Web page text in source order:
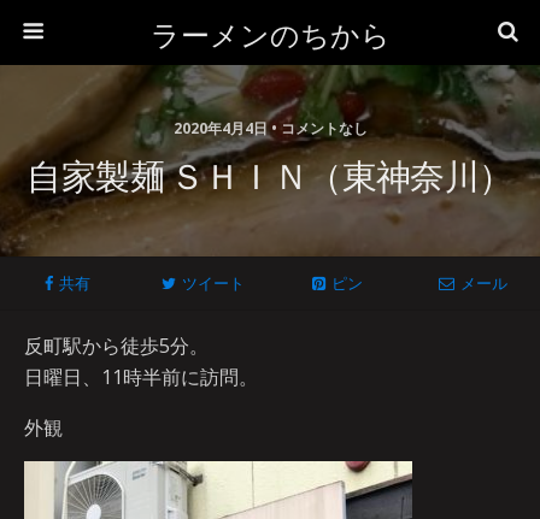
ラーメンのちから
2020年4月4日 • コメントなし
自家製麺 ＳＨＩＮ（東神奈川）
共有 ツイート ピン メール
反町駅から徒歩5分。
日曜日、11時半前に訪問。
外観